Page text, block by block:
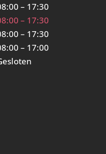
– 17:30
– 17:30
– 17:30
– 17:00